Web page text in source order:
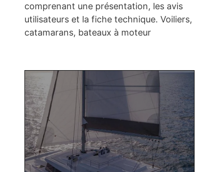
comprenant une présentation, les avis
utilisateurs et la fiche technique. Voiliers,
catamarans, bateaux à moteur